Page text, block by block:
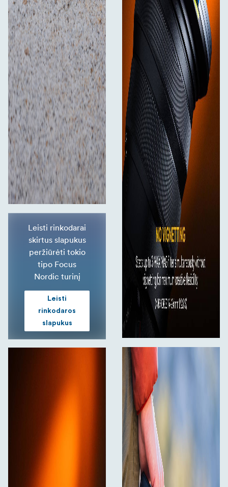
Leisti rinkodarai
skirtus slapukus
peržiūrėti tokio
tipo Focus
Nordic turinį
Leisti
rinkodaros
slapukus